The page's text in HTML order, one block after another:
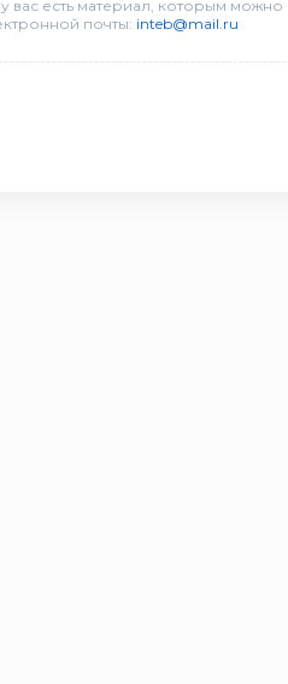
вас есть материал, которым можно
почты: inteb@mail.ru